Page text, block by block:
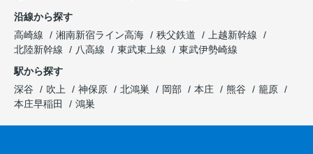
沿線から探す
高崎線
湘南新宿ライン高海 秩父鉄道
上越新幹線
北陸新幹線
八高線 東武東上線
東武伊勢崎線
駅から探す
深谷
吹上 神保原 北鴻巣 岡部 本庄 熊谷
籠原
本庄早稲田
鴻巣